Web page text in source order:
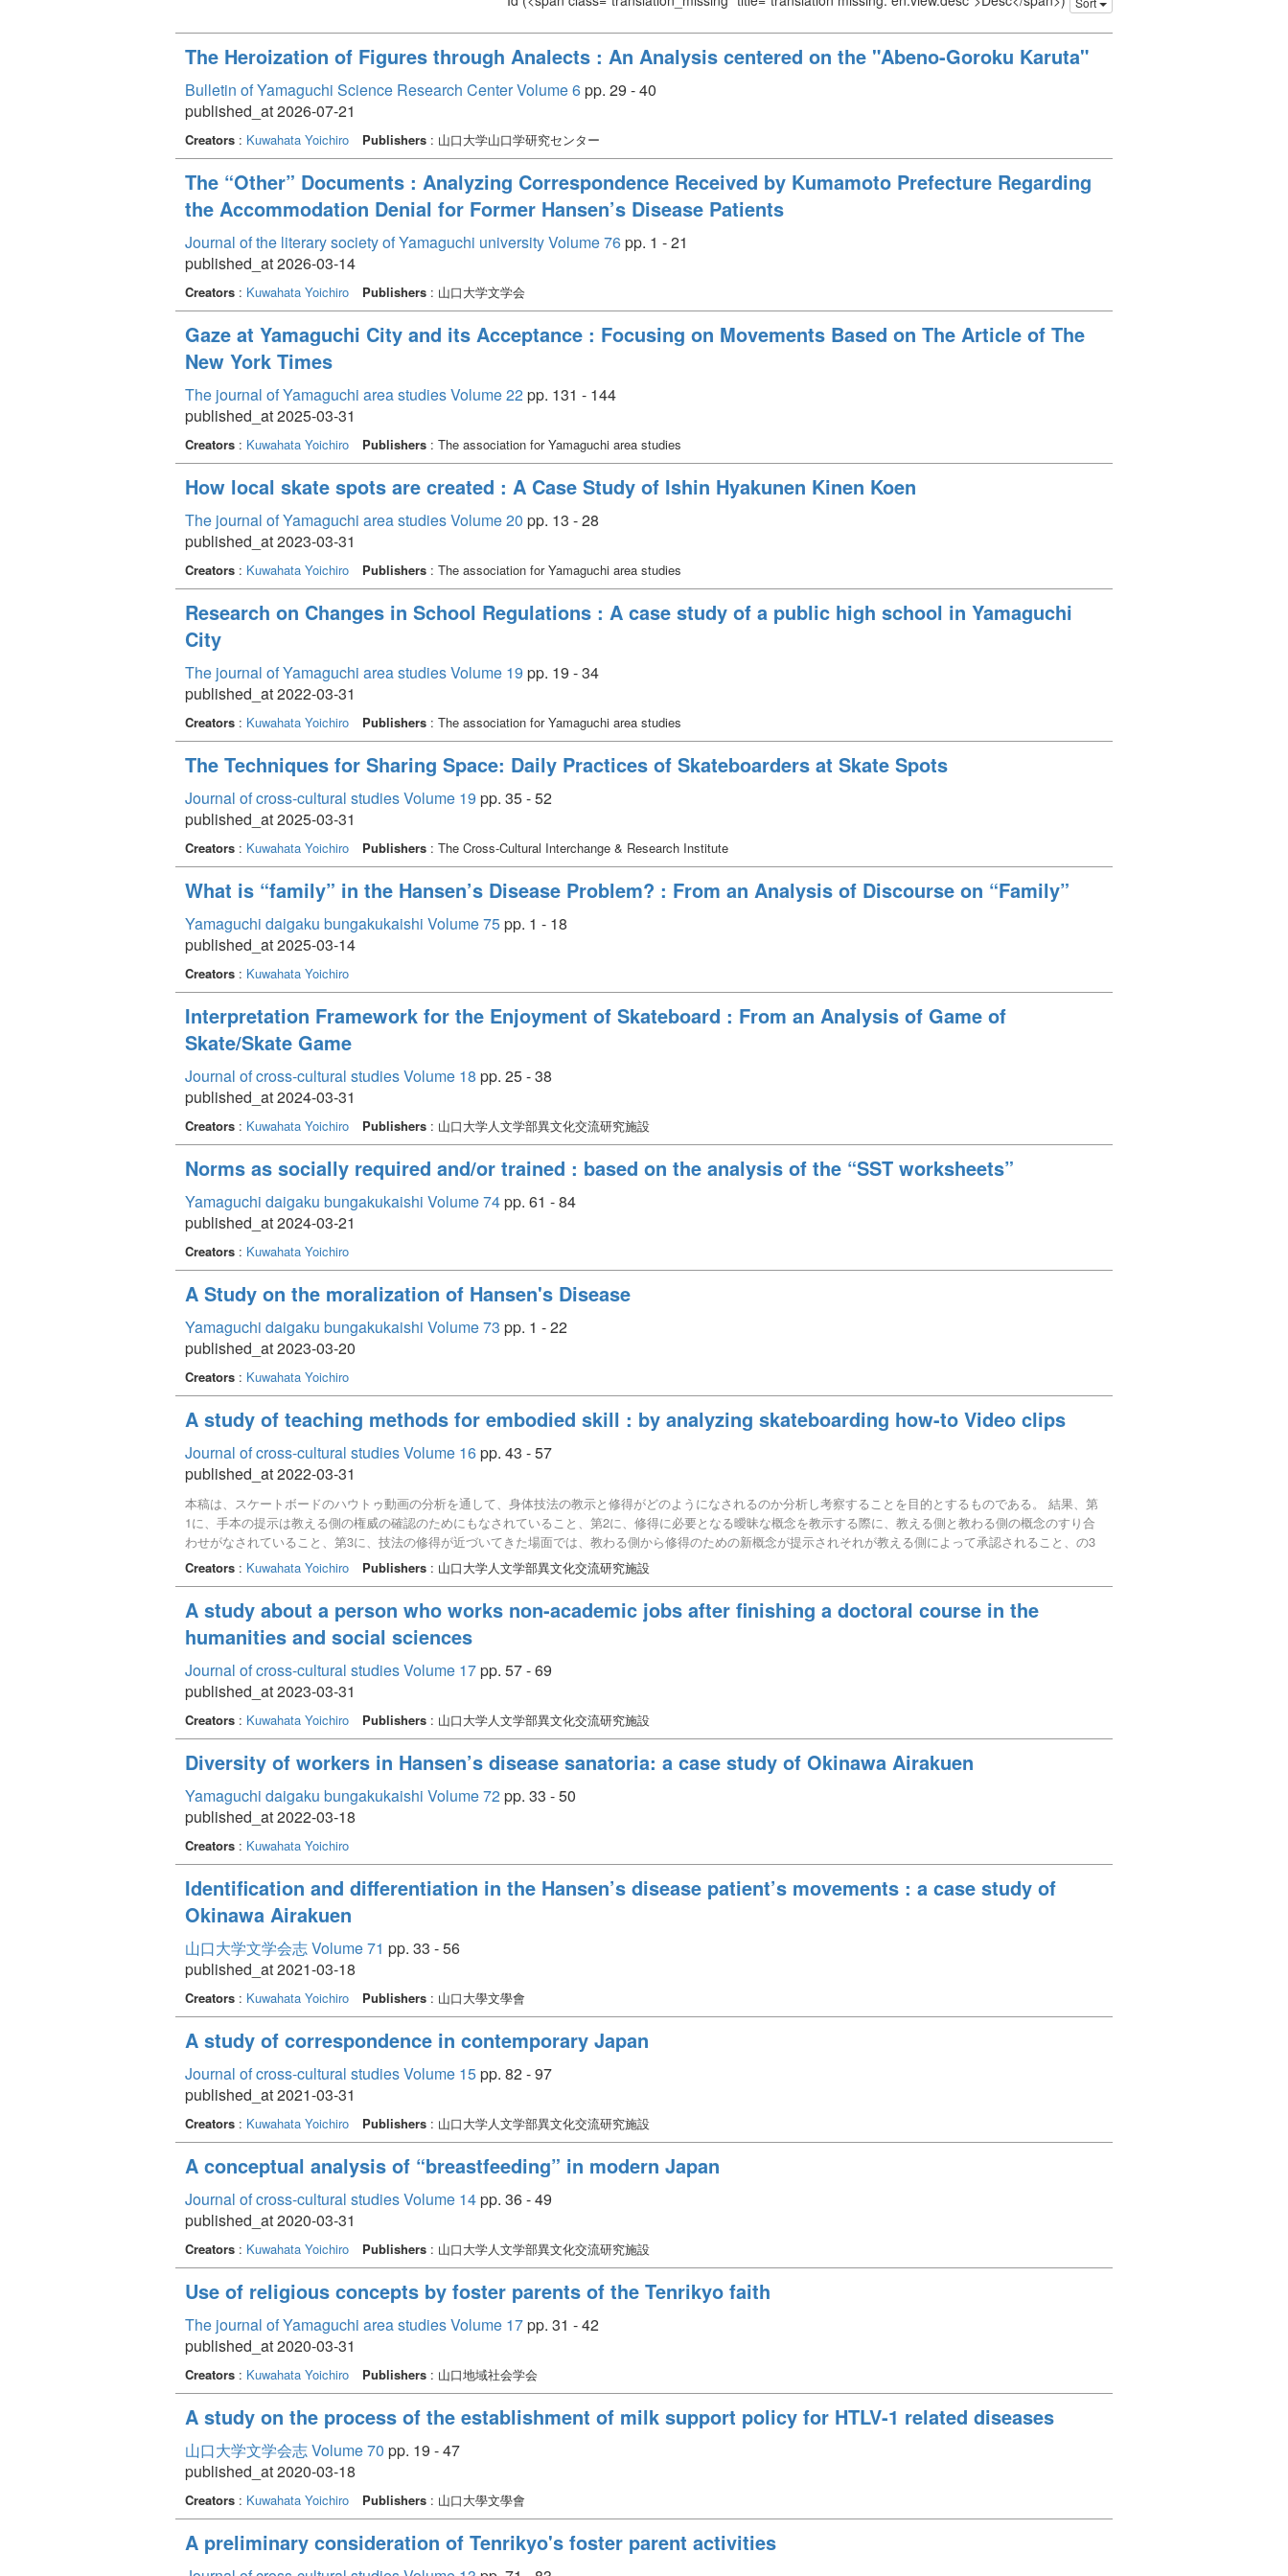
The Heroization of Figures through Analects : An Analysis centered on the "Abeno-Goroku Karuta"
Bulletin of Yamaguchi Science Research Center Volume 6pp. 29 - 40
published_at 2026-07-21
Creators : Kuwahata Yoichiro Publishers : 山口大学山口学研究センター
The “Other” Documents : Analyzing Correspondence Received by Kumamoto Prefecture Regarding
the Accommodation Denial for Former Hansen’s Disease Patients
Journal of the literary society of Yamaguchi university Volume 76pp. 1 - 21
published_at 2026-03-14
Creators : Kuwahata Yoichiro Publishers : 山口大学文学会
Gaze at Yamaguchi City and its Acceptance : Focusing on Movements Based on The Article of The
New York Times
The journal of Yamaguchi area studies Volume 22pp. 131 - 144
published_at 2025-03-31
Creators : Kuwahata Yoichiro Publishers : The association for Yamaguchi area studies
How local skate spots are created : A Case Study of Ishin Hyakunen Kinen Koen
The journal of Yamaguchi area studies Volume 20 pp. 13 - 28
published_at 2023-03-31
Creators : Kuwahata Yoichiro Publishers : The association for Yamaguchi area studies
Research on Changes in School Regulations : A case study of a public high school in Yamaguchi
City
The journal of Yamaguchi area studies Volume 19 pp. 19 - 34
published_at 2022-03-31
Creators : Kuwahata Yoichiro Publishers : The association for Yamaguchi area studies
The Techniques for Sharing Space: Daily Practices of Skateboarders at Skate Spots
Journal of cross-cultural studies Volume 19 pp. 35 - 52
published_at 2025-03-31
Creators : Kuwahata Yoichiro Publishers : The Cross-Cultural Interchange & Research Institute
What is “family” in the Hansen’s Disease Problem? : From an Analysis of Discourse on “Family”
Yamaguchi daigaku bungakukaishi Volume 75pp. 1 - 18
published_at 2025-03-14
Creators : Kuwahata Yoichiro
Interpretation Framework for the Enjoyment of Skateboard : From an Analysis of Game of
Skate/Skate Game
Journal of cross-cultural studies Volume 18 pp. 25 - 38
published_at 2024-03-31
Creators : Kuwahata Yoichiro Publishers : 山口大学人文学部異文化交流研究施設
Norms as socially required and/or trained : based on the analysis of the “SST worksheets”
Yamaguchi daigaku bungakukaishi Volume 74pp. 61 - 84
published_at 2024-03-21
Creators : Kuwahata Yoichiro
A Study on the moralization of Hansen's Disease
Yamaguchi daigaku bungakukaishi Volume 73 pp. 1 - 22
published_at 2023-03-20
Creators : Kuwahata Yoichiro
A study of teaching methods for embodied skill : by analyzing skateboarding how-to Video clips
Journal of cross-cultural studies Volume 16pp. 43 - 57
published_at 2022-03-31
本稿は、スケートボードのハウトゥ動画の分析を通して、身体技法の教示と修得がどのようになされるのか分析し考察することを目的とするものである。 結果、第
1に、手本の提示は教える側の権威の確認のためにもなされていること、第2に、修得に必要となる曖昧な概念を教示する際に、教える側と教わる側の概念のすり合
わせがなされていること、第3に、技法の修得が近づいてきた場面では、教わる側から修得のための新概念が提示されそれが教える側によって承認されること、の3
点が析出された。 身体技法が教示され修得されようとする際には、上記のような方策が用いられながら、修得という目標に向けて実践が積み重ねられていくこと
が、本稿からは見えてきた。当然のように行われている身体技法の教示と修得は、実は複雑なやり取りからなされており、そうした複雑さを埋め合わせるための方
Creators : Kuwahata Yoichiro Publishers : 山口大学人文学部異文化交流研究施設
A study about a person who works non-academic jobs after finishing a doctoral course in the
humanities and social sciences
Journal of cross-cultural studies Volume 17pp. 57 - 69
published_at 2023-03-31
Creators : Kuwahata Yoichiro Publishers : 山口大学人文学部異文化交流研究施設
Diversity of workers in Hansen’s disease sanatoria: a case study of Okinawa Airakuen
Yamaguchi daigaku bungakukaishi Volume 72pp. 33 - 50
published_at 2022-03-18
Creators : Kuwahata Yoichiro
Identification and differentiation in the Hansen’s disease patient’s movements : a case study of
Okinawa Airakuen
山口大学文学会志 Volume 71 pp. 33 - 56
published_at 2021-03-18
Creators : Kuwahata Yoichiro Publishers : 山口大學文學會
A study of correspondence in contemporary Japan
Journal of cross-cultural studies Volume 15pp. 82 - 97
published_at 2021-03-31
Creators : Kuwahata Yoichiro Publishers : 山口大学人文学部異文化交流研究施設
A conceptual analysis of “breastfeeding” in modern Japan
Journal of cross-cultural studies Volume 14pp. 36 - 49
published_at 2020-03-31
Creators : Kuwahata Yoichiro Publishers : 山口大学人文学部異文化交流研究施設
Use of religious concepts by foster parents of the Tenrikyo faith
The journal of Yamaguchi area studies Volume 17pp. 31 - 42
published_at 2020-03-31
Creators : Kuwahata Yoichiro Publishers : 山口地域社会学会
A study on the process of the establishment of milk support policy for HTLV-1 related diseases
山口大学文学会志 Volume 70 pp. 19 - 47
published_at 2020-03-18
Creators : Kuwahata Yoichiro Publishers : 山口大學文學會
A preliminary consideration of Tenrikyo's foster parent activities